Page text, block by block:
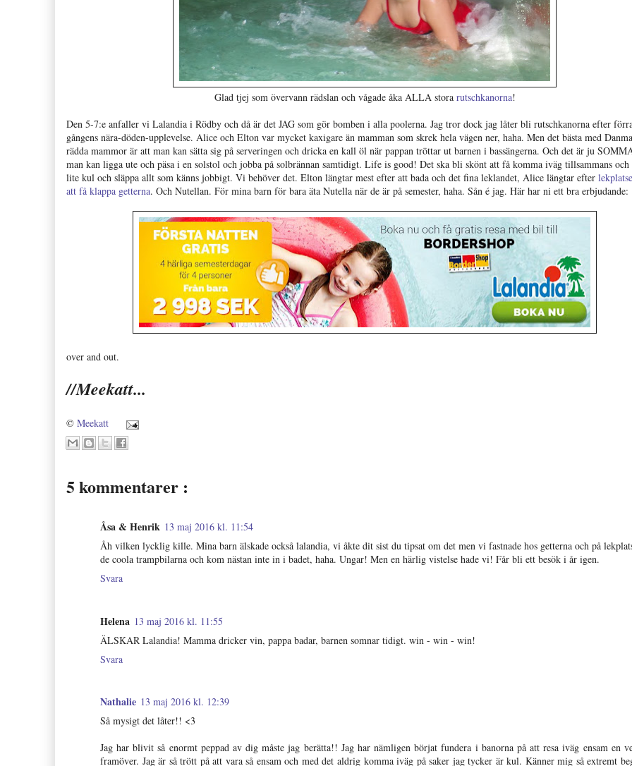
Glad tjej som övervann rädslan och vågade åka ALLA stora rutschkanorna!
Den 5-7:e anfaller vi Lalandia i Rödby och då är det JAG som gör bomben i alla poolerna. Jag tror dock jag låter bli rutschkanorna efter
gångens nära-döden-upplevelse. Alice och Elton var mycket kaxigare än mamman som skrek hela vägen ner, haha. Men det bästa med
rädda mammor är att man kan sätta sig på serveringen och dricka en kall öl när pappan tröttar ut barnen i bassängerna. Och det är ju
man kan ligga ute och päsa i en solstol och jobba på solbrännan samtidigt. Life is good! Det ska bli skönt att få komma iväg tillsammans och
lite kul och släppa allt som känns jobbigt. Vi behöver det. Elton längtar mest efter att bada och det fina leklandet, Alice längtar efter
att få klappa getterna. Och Nutellan. För mina barn för bara äta Nutella när de är på semester, haha. Sån é jag. Här har ni ett bra erbjudande:
over and out.
//Meekatt...
© Meekatt
5 kommentarer :
Åsa & Henrik 13 maj 2016 kl. 11:54
Åh vilken lycklig kille. Mina barn älskade också lalandia, vi åkte dit sist du tipsat om det men vi fastnade hos getterna och på
de coola trampbilarna och kom nästan inte in i badet, haha. Ungar! Men en härlig vistelse hade vi! Får bli ett besök i år igen.
Svara
Helena 13 maj 2016 kl. 11:55
ÄLSKAR Lalandia! Mamma dricker vin, pappa badar, barnen somnar tidigt. win - win - win!
Svara
Nathalie 13 maj 2016 kl. 12:39
Så mysigt det låter!! <3
Jag har blivit så enormt peppad av dig måste jag berätta!! Jag har nämligen börjat fundera i banorna på att resa iväg ensam en
framöver. Jag är så trött på att vara så ensam och med det aldrig komma iväg på saker jag tycker är kul. Känner mig så extremt